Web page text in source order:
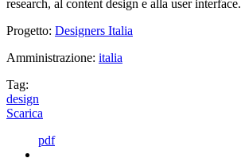
research, al content design e alla user interface.
Progetto: Designers Italia
Amministrazione: italia
Tag:
design
Scarica
pdf